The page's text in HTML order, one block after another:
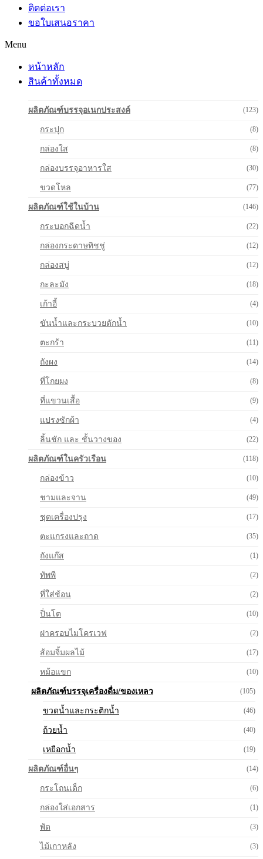
ติดต่อเรา
ขอใบเสนอราคา
Menu
หน้าหลัก
สินค้าทั้งหมด
ผลิตภัณฑ์บรรจุอเนกประสงค์ (123)
กระปุก (8)
กล่องใส (8)
กล่องบรรจุอาหารใส (30)
ขวดโหล (77)
ผลิตภัณฑ์ใช้ในบ้าน (146)
กระบอกฉีดน้ำ (22)
กล่องกระดาษทิชชู่ (12)
กล่องสบู่ (12)
กะละมัง (18)
เก้าอี้ (4)
ขันน้ำและกระบวยตักน้ำ (10)
ตะกร้า (11)
ถังผง (14)
ที่โกยผง (8)
ที่แขวนเสื้อ (9)
แปรงซักผ้า (4)
ลิ้นชัก และ ชั้นวางของ (22)
ผลิตภัณฑ์ในครัวเรือน (118)
กล่องข้าว (10)
ชามและจาน (49)
ชุดเครื่องปรุง (17)
ตะแกรงและถาด (35)
ถังแก๊ส (1)
ทัพพี (2)
ที่ใส่ช้อน (2)
ปิ่นโต (10)
ฝาครอบไมโครเวฟ (2)
ส้อมจิ้มผลไม้ (17)
หม้อแขก (10)
ผลิตภัณฑ์บรรจุเครื่องดื่ม/ของเหลว (105)
ขวดน้ำและกระติกน้ำ (46)
ถ้วยน้ำ (40)
เหยือกน้ำ (19)
ผลิตภัณฑ์อื่นๆ (14)
กระโถนเด็ก (6)
กล่องใส่เอกสาร (1)
พัด (3)
ไม้เกาหลัง (3)